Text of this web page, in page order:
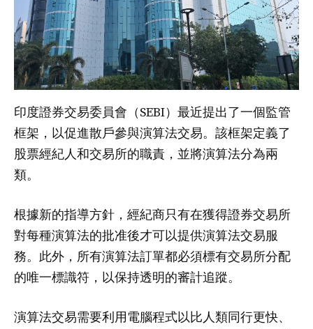
印度證券交易委員會（SEBI）最近提出了一個監管
框架，以促進散戶參與演算法交易。該框架定義了
股票經紀人和交易所的職責，並將演算法分為兩
類。
根據新的指導方針，經紀商只有在獲得證券交易所
對每種演算法的批准後才可以提供演算法交易服
務。此外，所有演算法訂單都必須標有交易所分配
的唯一標識符，以保持透明的審計追蹤。
演算法交易需要利用電腦程式以比人類同行更快、